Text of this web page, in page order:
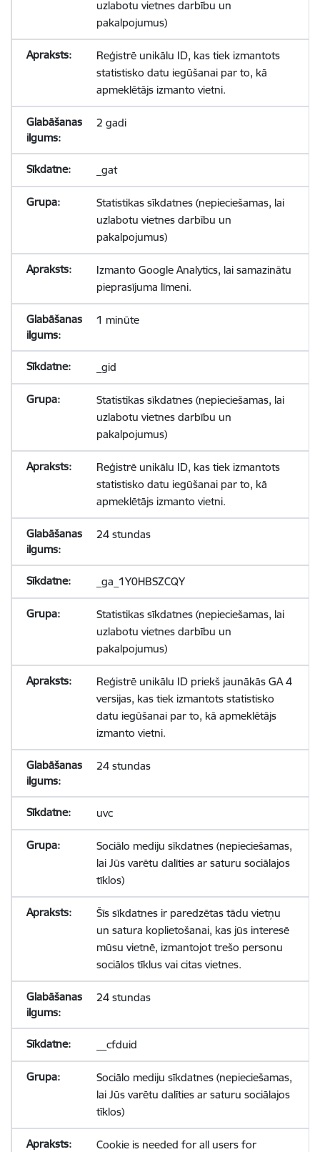
uzlabotu vietnes darbību un
pakalpojumus)
Reģistrē unikālu ID, kas tiek izmantots
statistisko datu iegūšanai par to, kā
apmeklētājs izmanto vietni.
2 gadi
_gat
Statistikas sīkdatnes (nepieciešamas, lai
uzlabotu vietnes darbību un
pakalpojumus)
Izmanto Google Analytics, lai samazinātu
pieprasījuma līmeni.
1 minūte
_gid
Statistikas sīkdatnes (nepieciešamas, lai
uzlabotu vietnes darbību un
pakalpojumus)
Reģistrē unikālu ID, kas tiek izmantots
statistisko datu iegūšanai par to, kā
apmeklētājs izmanto vietni.
24 stundas
_ga_1Y0HBSZCQY
Statistikas sīkdatnes (nepieciešamas, lai
uzlabotu vietnes darbību un
pakalpojumus)
Reģistrē unikālu ID priekš jaunākās GA 4
versijas, kas tiek izmantots statistisko
datu iegūšanai par to, kā apmeklētājs
izmanto vietni.
24 stundas
uvc
Sociālo mediju sīkdatnes (nepieciešamas,
lai Jūs varētu dalīties ar saturu sociālajos
tīklos)
Šīs sīkdatnes ir paredzētas tādu vietņu
un satura koplietošanai, kas jūs interesē
mūsu vietnē, izmantojot trešo personu
sociālos tīklus vai citas vietnes.
24 stundas
__cfduid
Sociālo mediju sīkdatnes (nepieciešamas,
lai Jūs varētu dalīties ar saturu sociālajos
tīklos)
Cookie is needed for all users for